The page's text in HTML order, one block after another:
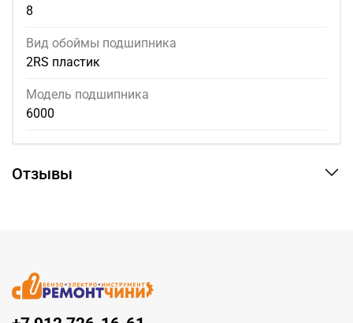
8
Вид обоймы подшипника
2RS пластик
Модель подшипника
6000
Отзывы